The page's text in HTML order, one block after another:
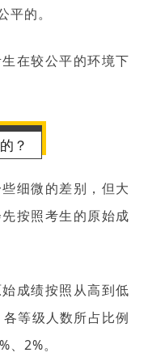
的。
在较公平的环境下
？
细微的差别，但大
按照考生的原始成
成绩按照从高到低
等级人数所占比例
2%。